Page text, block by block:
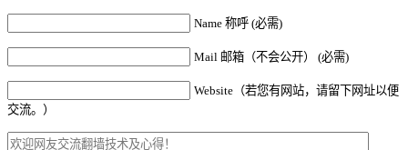
Name 称呼 (必需)
Mail 邮箱（不会公开） (必需)
Website（若您有网站，请留下网址以便
交流。）